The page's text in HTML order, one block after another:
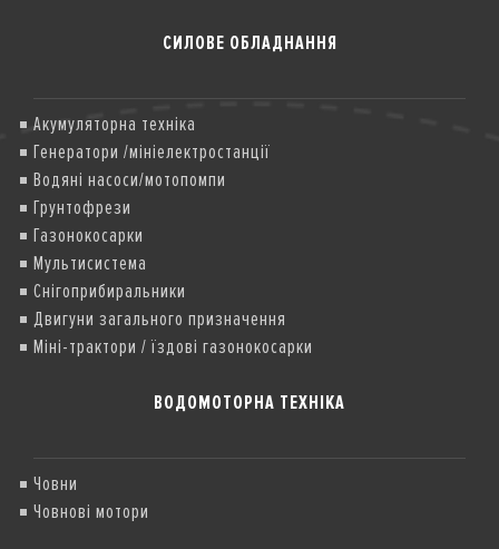
СИЛОВЕ ОБЛАДНАННЯ
Акумуляторна техніка
Генератори /мініелектростанції
Водяні насоси/мотопомпи
Грунтофрези
Газонокосарки
Мультисистема
Снігоприбиральники
Двигуни загального призначення
Міні-трактори / їздові газонокосарки
ВОДОМОТОРНА ТЕХНІКА
Човни
Човнові мотори